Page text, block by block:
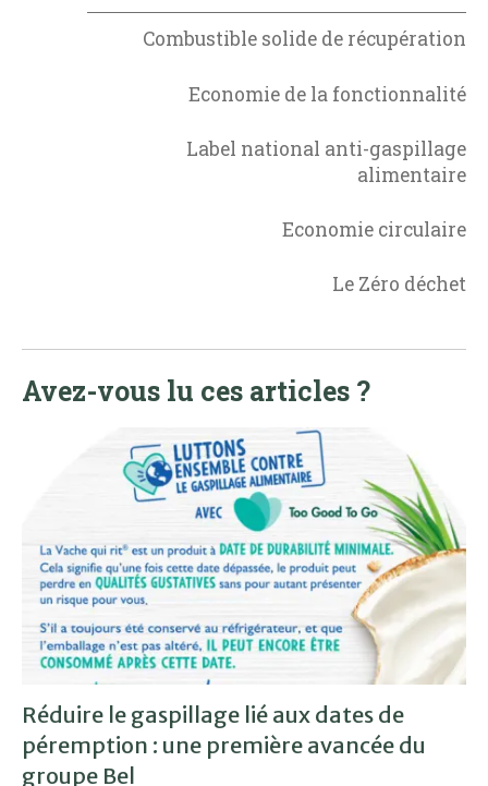
Combustible solide de récupération
Economie de la fonctionnalité
Label national anti-gaspillage
alimentaire
Economie circulaire
Le Zéro déchet
Avez-vous lu ces articles ?
Réduire le gaspillage lié aux dates de
péremption : une première avancée du
groupe Bel